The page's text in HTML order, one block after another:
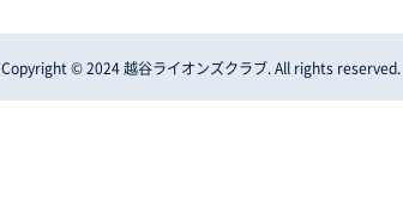
Copyright © 2024 越谷ライオンズクラブ. All rights reserved.